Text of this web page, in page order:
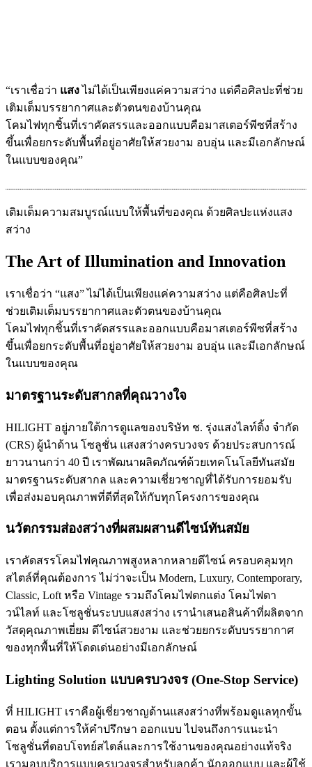
“เราเชื่อว่า แสงไม่ได้เป็นเพียงแค่ความสว่าง แต่คือศิลปะที่ช่วย
เติมเต็มบรรยากาศและตัวตนของบ้านคุณ
โคมไฟทุกชิ้นที่เราคัดสรรและออกแบบคือมาสเตอร์พีซที่สร้าง
ขึ้นเพื่อยกระดับพื้นที่อยู่อาศัยให้สวยงาม อบอุ่น และมีเอกลักษณ์
ในแบบของคุณ”
เติมเต็มความสมบูรณ์แบบให้พื้นที่ของคุณ ด้วยศิลปะแห่งแสง
สว่าง
The Art of Illumination and Innovation
เราเชื่อว่า “แสง” ไม่ได้เป็นเพียงแค่ความสว่าง แต่คือศิลปะที่
ช่วยเติมเต็มบรรยากาศและตัวตนของบ้านคุณ
โคมไฟทุกชิ้นที่เราคัดสรรและออกแบบคือมาสเตอร์พีซที่สร้าง
ขึ้นเพื่อยกระดับพื้นที่อยู่อาศัยให้สวยงาม อบอุ่น และมีเอกลักษณ์
ในแบบของคุณ
มาตรฐานระดับสากลที่คุณวางใจ
HILIGHT อยู่ภายใต้การดูแลของบริษัท ช. รุ่งแสงไลท์ติ้ง จำกัด
(CRS) ผู้นำด้าน โซลูชั่น แสงสว่างครบวงจร ด้วยประสบการณ์
ยาวนานกว่า 40 ปี เราพัฒนาผลิตภัณฑ์ด้วยเทคโนโลยีทันสมัย
มาตรฐานระดับสากล และความเชี่ยวชาญที่ได้รับการยอมรับ
เพื่อส่งมอบคุณภาพที่ดีที่สุดให้กับทุกโครงการของคุณ
นวัตกรรมส่องสว่างที่ผสมผสานดีไซน์ทันสมัย
เราคัดสรรโคมไฟคุณภาพสูงหลากหลายดีไซน์ ครอบคลุมทุก
สไตล์ที่คุณต้องการ ไม่ว่าจะเป็น Modern, Luxury, Contemporary,
Classic, Loft หรือ Vintage รวมถึงโคมไฟตกแต่ง โคมไฟดา
วน์ไลท์ และโซลูชั่นระบบแสงสว่าง เรานำเสนอสินค้าที่ผลิตจาก
วัสดุคุณภาพเยี่ยม ดีไซน์สวยงาม และช่วยยกระดับบรรยากาศ
ของทุกพื้นที่ให้โดดเด่นอย่างมีเอกลักษณ์
Lighting Solution แบบครบวงจร (One-Stop Service)
ที่ HILIGHT เราคือผู้เชี่ยวชาญด้านแสงสว่างที่พร้อมดูแลทุกขั้น
ตอน ตั้งแต่การให้คำปรึกษา ออกแบบ ไปจนถึงการแนะนำ
โซลูชั่นที่ตอบโจทย์สไตล์และการใช้งานของคุณอย่างแท้จริง
เรามอบบริการแบบครบวงจรสำหรับลูกค้า นักออกแบบ และผู้ใช้